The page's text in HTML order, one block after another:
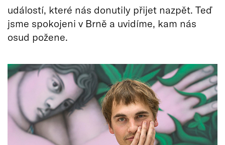
událostí, které nás donutily přijet nazpět. Teď
jsme spokojeni v Brně a uvidíme, kam nás
osud požene.